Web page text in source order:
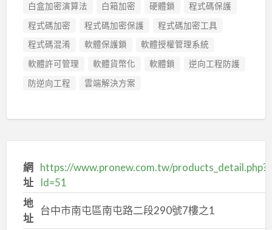
白盒加密演算法
白箱加密 硬體鎖
程式碼保護
程式碼加密
程式碼加密保護
程式碼加密工具
程式碼混淆
軟體保護鎖
軟體授權管理系統
軟體許可管理
軟體貨幣化 軟體鎖
逆向工程防護
防逆向工程
雲端解決方案
網
址
https://www.pronew.com.tw/products_detail.php?
Id=51
地
址
台中市南屯區南屯路二段290號7樓之1